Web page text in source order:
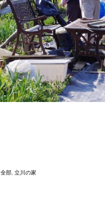
全部, 立川の家